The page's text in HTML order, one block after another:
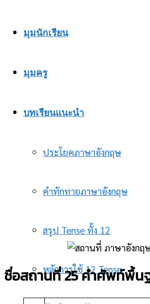
มุมนักเรียน
มุมครู
บทเรียนแนะนำ
ประโยคภาษาอังกฤษ
คำทักทายภาษาอังกฤษ
สรุป Tense ทั้ง 12
หลักการใช้ 12 Tense
ชื่อสถานที่ 25 คำศัพท์พื้น